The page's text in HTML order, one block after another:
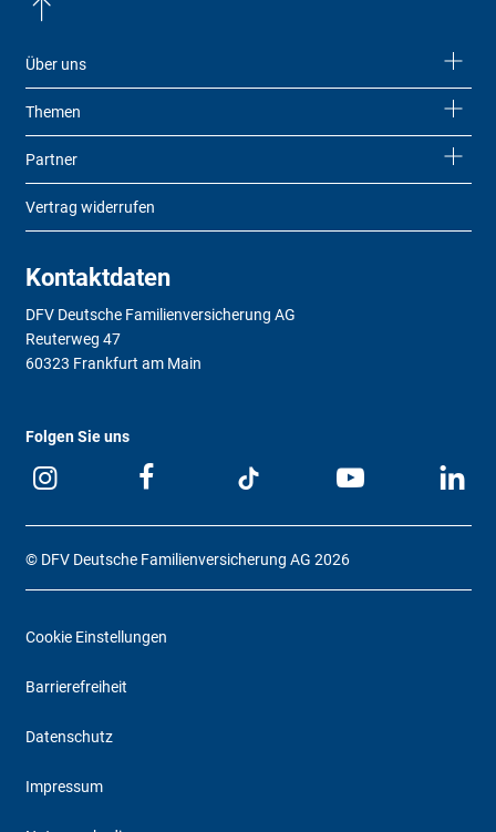
Über uns
Themen
Partner
Vertrag widerrufen
Kontaktdaten
DFV Deutsche Familienversicherung AG
Reuterweg 47
60323 Frankfurt am Main
Folgen Sie uns
© DFV Deutsche Familienversicherung AG 2026
Cookie Einstellungen
Barrierefreiheit
Datenschutz
Impressum